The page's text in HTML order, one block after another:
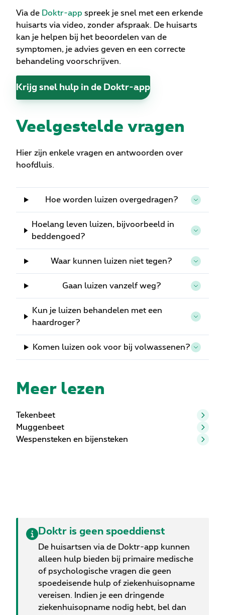
Via de Doktr-app spreek je snel met een erkende
huisarts via video, zonder afspraak. De huisarts
kan je helpen bij het beoordelen van de
symptomen, je advies geven en een correcte
behandeling voorschrijven.
Krijg snel hulp in de Doktr-app
Veelgestelde vragen
Hier zijn enkele vragen en antwoorden over
hoofdluis.
Hoe worden luizen overgedragen?
Hoelang leven luizen, bijvoorbeeld in
beddengoed?
Waar kunnen luizen niet tegen?
Gaan luizen vanzelf weg?
Kun je luizen behandelen met een
haardroger?
Komen luizen ook voor bij volwassenen?
Meer lezen
Tekenbeet
Muggenbeet
Wespensteken en bijensteken
Doktr is geen spoeddienst
De huisartsen via de Doktr-app kunnen
alleen hulp bieden bij primaire medische
of psychologische vragen die geen
spoedeisende hulp of ziekenhuisopname
vereisen. Indien je een dringende
ziekenhuisopname nodig hebt, bel dan